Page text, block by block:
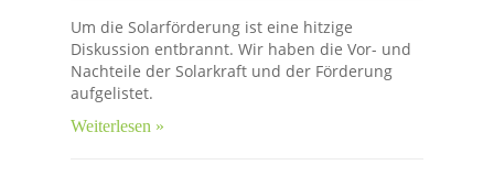
Um die Solarförderung ist eine hitzige
Diskussion entbrannt. Wir haben die Vor- und
Nachteile der Solarkraft und der Förderung
aufgelistet.
Weiterlesen »